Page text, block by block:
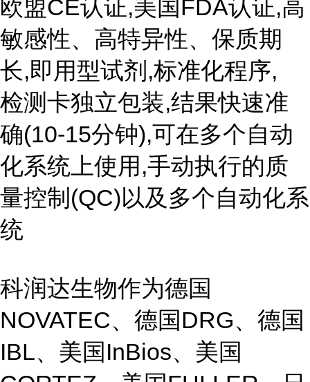
欧盟CE认证,美国FDA认证,高
敏感性、高特异性、保质期
长,即用型试剂,标准化程序,
检测卡独立包装,结果快速准
确(10-15分钟),可在多个自动
化系统上使用,手动执行的质
量控制(QC)以及多个自动化系
统
科润达生物作为德国
NOVATEC、德国DRG、德国
IBL、美国InBios、美国